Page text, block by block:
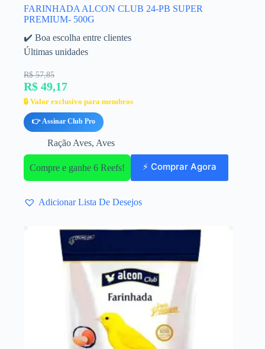
FARINHADA ALCON CLUB 24-PB SUPER
PREMIUM- 500G
✔️ Boa escolha entre clientes
Últimas unidades
R$ 57,85
R$ 49,17
🔒 Valor exclusivo para membros
👉 Assinar Club Pro
Ração Aves, Aves
Compre e ganhe 6 Reefs! ⚡ Comprar Agora
Adicionar Lista De Desejos